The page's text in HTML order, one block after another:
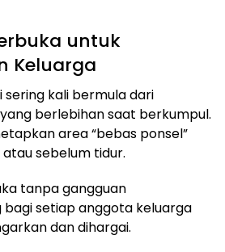
untuk
Keluarga
sering kali bermula dari
berlebihan saat berkumpul.
area “bebas ponsel”
sebelum tidur.
tanpa gangguan
setiap anggota keluarga
dan dihargai.